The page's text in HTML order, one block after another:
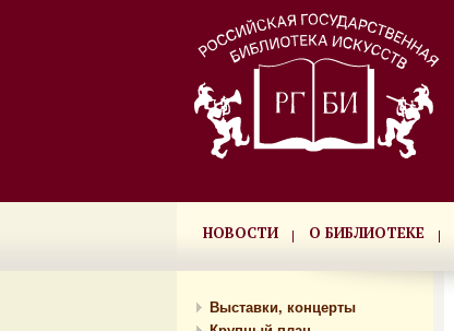
НОВОСТИ О БИБЛИОТЕКЕ
Выставки, концерты